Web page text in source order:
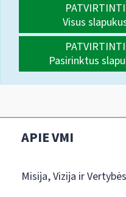
PATVIRTINTI
Visus
PATVIRTINTI
Pasirinktus
APIE VMI
Misija, Vizija ir Vertybės